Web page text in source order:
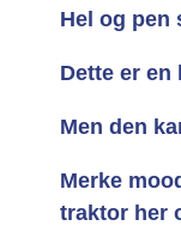
Hel og pen
Dette er en
Men den
Merke
traktor her